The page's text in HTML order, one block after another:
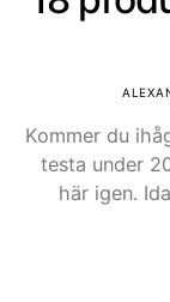
Kommer du
testa under
här igen.